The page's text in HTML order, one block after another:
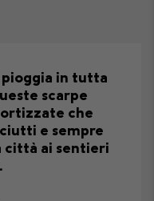
in tutta
scarpe
che
e sempre
città ai sentieri